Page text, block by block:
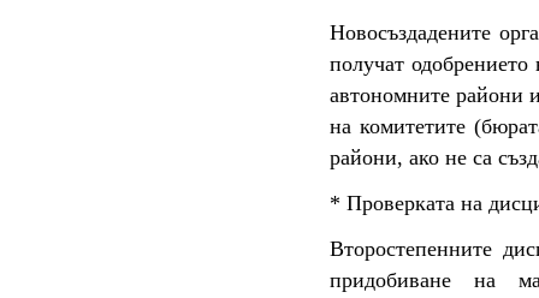
Новосъздадените
получат
автономните райони
на комитетите
райони, ако не са
* Проверката на
Второстепенните
придобиване на